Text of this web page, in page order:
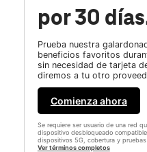
por 30
Prueba nuestra
beneficios favoritos
sin necesidad de tarjeta
diremos a tu otro
Comienza ahora
Se requiere ser usuario de una red
dispositivo desbloqueado
dispositivos 5G, cobertura y pruebas
Ver términos completos